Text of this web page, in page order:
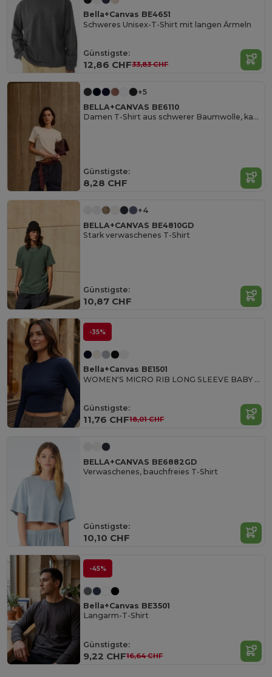
Bella+Canvas BE4651
Schweres Unisex-T-Shirt mit langen Ärmeln
Günstigste:
12,86 CHF33,83 CHF
+5
BELLA+CANVAS BE6110
Damen T-Shirt aus schwerer Baumwolle, kastiger Schnitt
Günstigste:
8,28 CHF
+4
BELLA+CANVAS BE4810GD
Stark verwaschenes T-Shirt
Günstigste:
10,87 CHF
-35%
Bella+Canvas BE1501
WOMEN'S MICRO RIB LONG SLEEVE BABY TEE
Günstigste:
11,76 CHF18,01 CHF
BELLA+CANVAS BE6882GD
Verwaschenes, bauchfreies T-Shirt
Günstigste:
10,10 CHF
-45%
Bella+Canvas BE3501
Langarm-T-Shirt
Günstigste:
9,22 CHF16,64 CHF